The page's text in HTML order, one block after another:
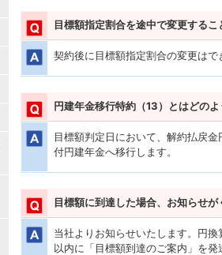
目標額指定割合を途中で変更する
契約後に目標額指定割合の変更はで
円建年金移行特約（13）とはどの
目標額判定日において、解約払戻
付円建年金へ移行します。
目標額に到達した場合、お知らせが
当社よりお知らせいたします。円
以内に「目標額到達のご案内」を発